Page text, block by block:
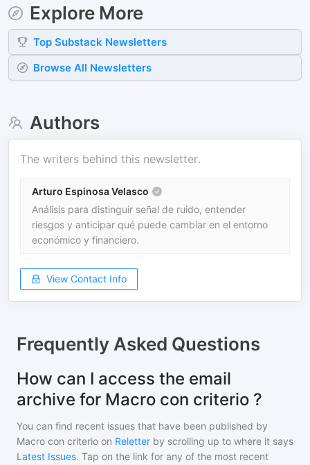
Explore More
Top Substack Newsletters
Browse All Newsletters
Authors
The writers behind this newsletter.
Arturo Espinosa Velasco
Análisis para distinguir señal de ruido, entender
riesgos y anticipar qué puede cambiar en el entorno
económico y financiero.
View Contact Info
Frequently Asked Questions
How can I access the email
archive for Macro con criterio ?
You can find recent issues that have been published by
Macro con criterio on Reletter by scrolling up to where it says
Latest Issues. Tap on the link for any of the most recent